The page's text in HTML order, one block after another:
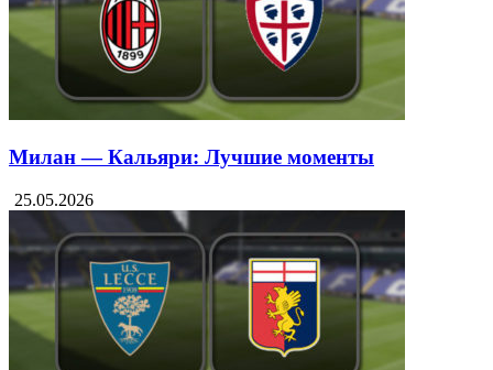
Милан — Кальяри: Лучшие моменты
25.05.2026